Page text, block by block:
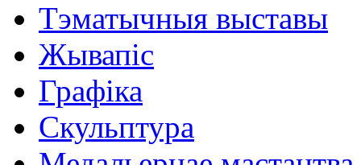
Тэматычныя выставы
Жывапіс
Графіка
Скульптура